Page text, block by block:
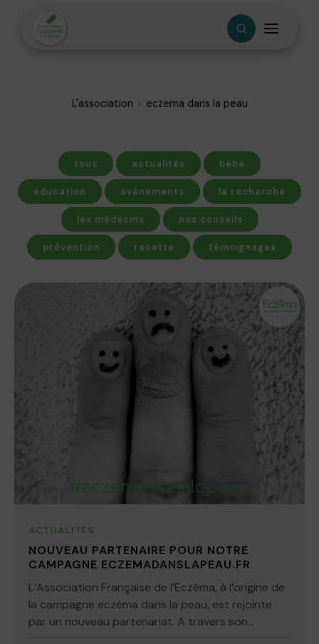
L'association eczema dans la peau
tous actualités bébé
éducation événements la recherche
les médecins nos conseils
prévention recette témoignages
ACTUALITÉS
NOUVEAU PARTENAIRE POUR NOTRE
CAMPAGNE ECZEMADANSLAPEAU.FR
L’Association Française de l’Eczéma, à l’origine de
la campagne eczéma dans la peau, est rejointe
par un nouveau partenariat. A travers son...